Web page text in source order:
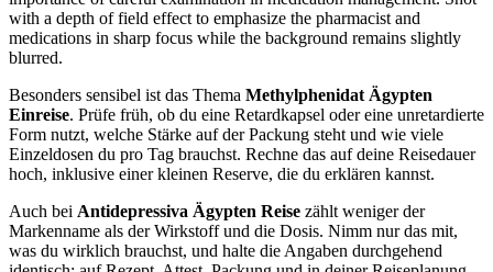
Besonders sensibel ist das Thema Methylphenidat Ägypten
Einreise. Prüfe früh, ob du eine Retardkapsel oder eine unretardierte
Form nutzt, welche Stärke auf der Packung steht und wie viele
Einzeldosen du pro Tag brauchst. Rechne das auf deine Reisedauer
hoch, inklusive einer kleinen Reserve, die du erklären kannst.
Auch bei Antidepressiva Ägypten Reise zählt weniger der
Markenname als der Wirkstoff und die Dosis. Nimm nur das mit,
was du wirklich brauchst, und halte die Angaben durchgehend